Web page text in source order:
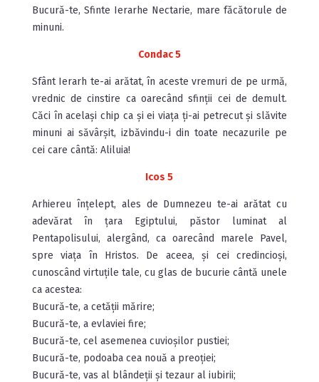
Bucură-te, Sfinte Ierarhe Nectarie, mare făcătorule de
minuni.
Condac 5
Sfânt Ierarh te-ai arătat, în aceste vremuri de pe urmă,
vrednic de cinstire ca oarecând sfinții cei de demult.
Căci în același chip ca și ei viața ți-ai petrecut și slăvite
minuni ai săvârșit, izbăvindu-i din toate necazurile pe
cei care cântă: Aliluia!
Icos 5
Arhiereu înțelept, ales de Dumnezeu te-ai arătat cu
adevărat în țara Egiptului, păstor luminat al
Pentapolisului, aler­gând, ca oarecând marele Pavel,
spre viața în Hristos. De aceea, și cei credincioși,
cunoscând virtuțile tale, cu glas de bucurie cântă unele
ca acestea:
Bucură-te, a cetății mărire;
Bucură-te, a evlaviei fire;
Bucură-te, cel asemenea cuvioșilor pustiei;
Bucură-te, podoaba cea nouă a preoției;
Bucură-te, vas al blândeții și tezaur al iubirii;